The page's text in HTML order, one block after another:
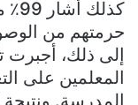
حرمتهم من
المعلمين على